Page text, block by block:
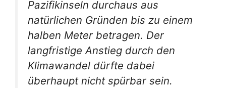
Pazifikinseln durchaus aus
natürlichen Gründen bis zu einem
halben Meter betragen. Der
langfristige Anstieg durch den
Klimawandel dürfte dabei
überhaupt nicht spürbar sein.